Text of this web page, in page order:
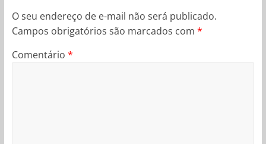
O seu endereço de e-mail não será publicado.
Campos obrigatórios são marcados com *
Comentário *